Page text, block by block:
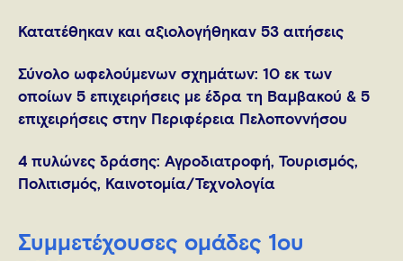
Κατατέθηκαν και αξιολογήθηκαν 53 αιτήσεις
Σύνολο ωφελούμενων σχημάτων: 10 εκ των
οποίων 5 επιχειρήσεις με έδρα τη Βαμβακού & 5
επιχειρήσεις στην Περιφέρεια Πελοποννήσου
4 πυλώνες δράσης: Αγροδιατροφή, Τουρισμός,
Πολιτισμός, Καινοτομία/Τεχνολογία
Συμμετέχουσες ομάδες 1ου